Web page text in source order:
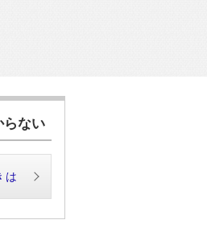
らない
は